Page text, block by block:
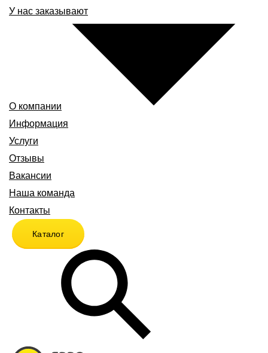
У нас заказывают
О компании
Информация
Услуги
Отзывы
Вакансии
Наша команда
Контакты
Каталог